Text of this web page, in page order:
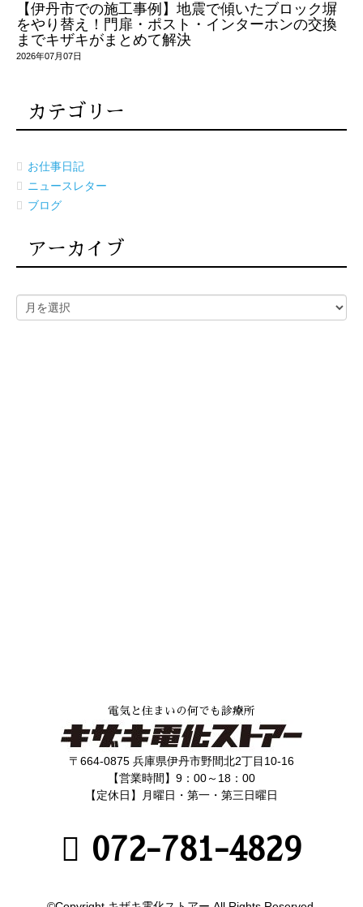
【伊丹市での施工事例】地震で傾いたブロック塀
をやり替え！門扉・ポスト・インターホンの交換
までキザキがまとめて解決
2026年07月07日
カテゴリー
お仕事日記
ニュースレター
ブログ
アーカイブ
電気と住まいの何でも診療所
〒664-0875 兵庫県伊丹市野間北2丁目10-16
【営業時間】9：00～18：00
【定休日】月曜日・第一・第三日曜日
072-781-4829